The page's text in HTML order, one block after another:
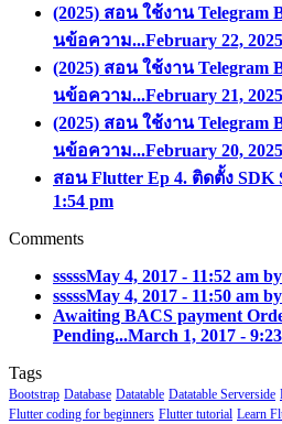
(2025) สอน ใช้งาน Telegram
นข้อความ...February 22,
(2025) สอน ใช้งาน Telegram
นข้อความ...February 21,
(2025) สอน ใช้งาน Telegram
นข้อความ...February 20,
สอน Flutter Ep 4. ติดตั้ง SDK
1:54 pm
Comments
sssssMay 4, 2017 - 11:52 am
sssssMay 4, 2017 - 11:50 am
Awaiting BACS payment
Pending...March 1, 2017 -
Tags
Bootstrap Database Datatable Datatable Serverside
Flutter coding for beginners Flutter tutorial Learn